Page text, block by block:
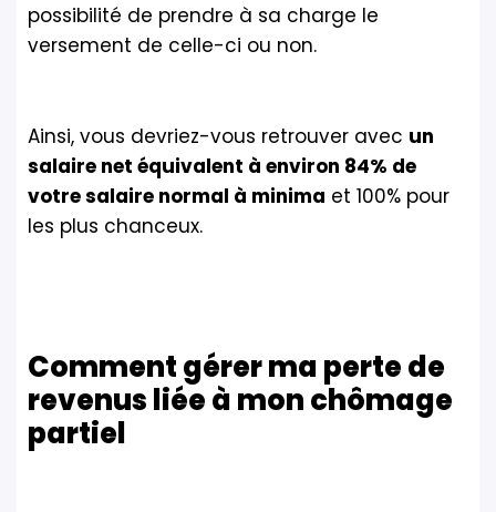
possibilité de prendre à sa charge le
versement de celle-ci ou non.
Ainsi, vous devriez-vous retrouver avec un
salaire net équivalent à environ 84% de
votre salaire normal à minima et 100% pour
les plus chanceux.
Comment gérer ma perte de
revenus liée à mon chômage
partiel